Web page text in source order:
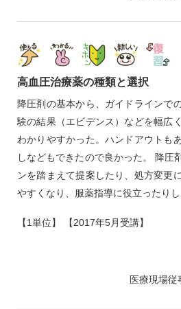
高血圧治療薬の種類と選択
降圧剤の基本から、ガイドラインで
験の結果（エビデンス）などを幅広
わかりやすかった。ハンドアウトも
しなどもできたので良かった。 降圧
ンを踏まえて提案したり、処方変更
やすくなり、服薬指導に役立ったりし
【1単位】 【2017年5月受講】
医療現場